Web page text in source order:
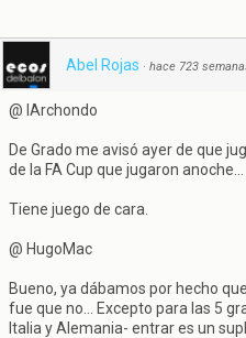
Abel Rojas · hace 723
@ IArchondo
De Grado me avisó ayer de que
de la FA Cup que jugaron anoche...
Tiene juego de cara.
@ HugoMac
Bueno, ya dábamos por hecho
fue que no... Excepto para las 5
Italia y Alemania- entrar es un